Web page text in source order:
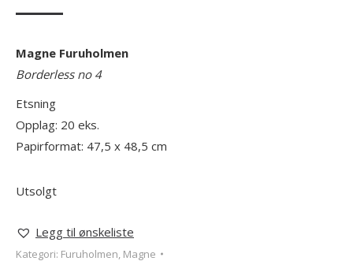
Magne Furuholmen
Borderless no 4
Etsning
Opplag: 20 eks.
Papirformat: 47,5 x 48,5 cm
Utsolgt
Legg til ønskeliste
Kategori: Furuholmen, Magne